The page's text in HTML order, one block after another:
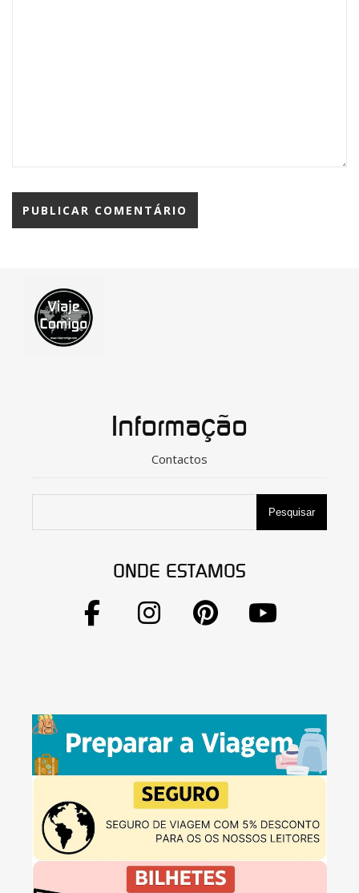
Informação
Contactos
Pesquisar
ONDE ESTAMOS